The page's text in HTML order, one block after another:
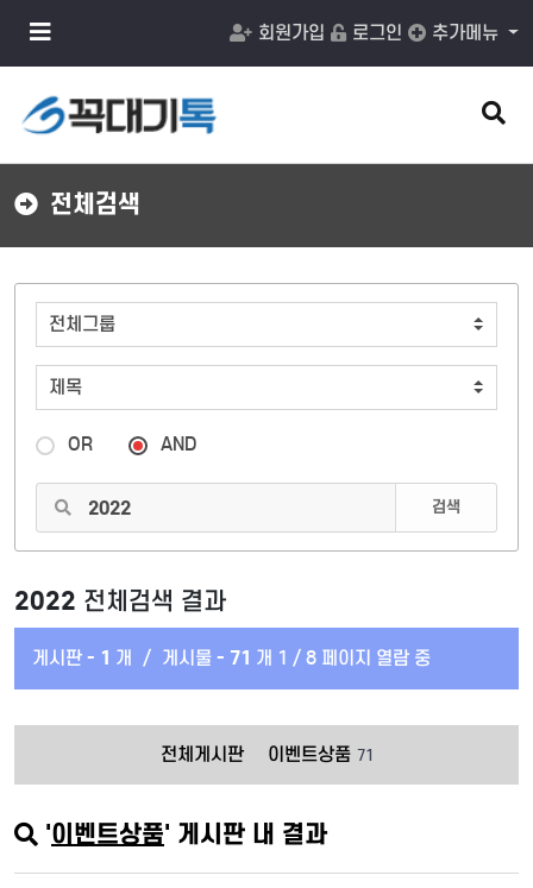
메
튼
회원가입 로그인 추가메뉴
검
색
버
전체검색
OR AND
검색
2022 전체검색 결과
게시판 - 1 개 / 게시물 - 71 개 1 / 8 페이지 열람 중
전체게시판 이벤트상품 71
'이벤트상품' 게시판 내 결과